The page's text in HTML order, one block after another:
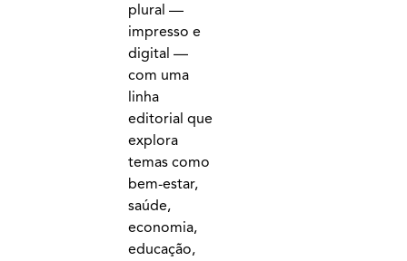
plural —
impresso e
digital —
com uma
linha
editorial que
explora
temas como
bem-estar,
saúde,
economia,
educação,